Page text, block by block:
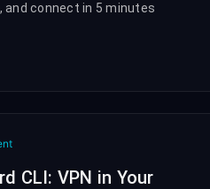
and connect in 5 minutes
CLI: VPN in Your